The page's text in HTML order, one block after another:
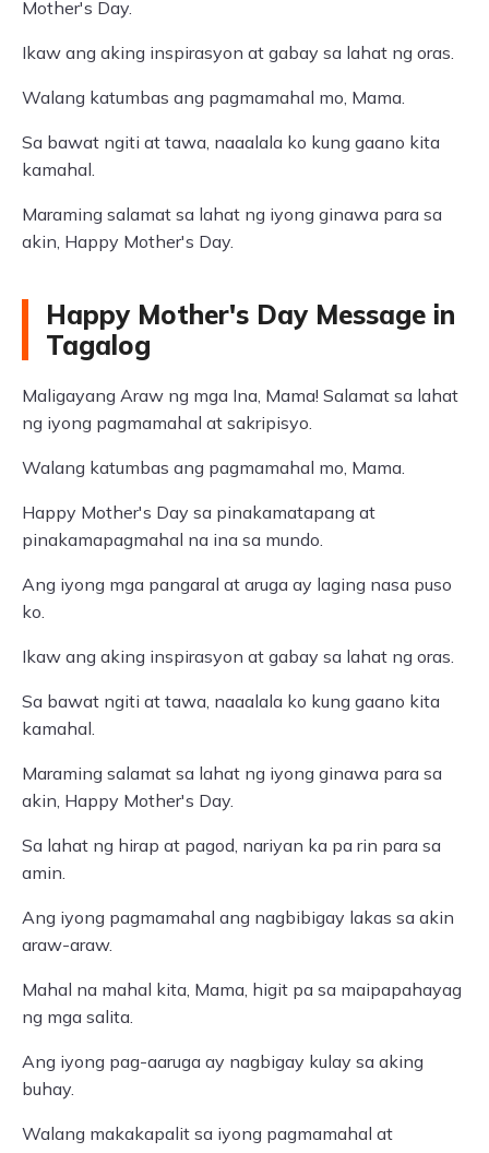
Mother's Day.
Ikaw ang aking inspirasyon at gabay sa lahat ng oras.
Walang katumbas ang pagmamahal mo, Mama.
Sa bawat ngiti at tawa, naaalala ko kung gaano kita
kamahal.
Maraming salamat sa lahat ng iyong ginawa para sa
akin, Happy Mother's Day.
Happy Mother's Day Message in
Tagalog
Maligayang Araw ng mga Ina, Mama! Salamat sa lahat
ng iyong pagmamahal at sakripisyo.
Walang katumbas ang pagmamahal mo, Mama.
Happy Mother's Day sa pinakamatapang at
pinakamapagmahal na ina sa mundo.
Ang iyong mga pangaral at aruga ay laging nasa puso
ko.
Ikaw ang aking inspirasyon at gabay sa lahat ng oras.
Sa bawat ngiti at tawa, naaalala ko kung gaano kita
kamahal.
Maraming salamat sa lahat ng iyong ginawa para sa
akin, Happy Mother's Day.
Sa lahat ng hirap at pagod, nariyan ka pa rin para sa
amin.
Ang iyong pagmamahal ang nagbibigay lakas sa akin
araw-araw.
Mahal na mahal kita, Mama, higit pa sa maipapahayag
ng mga salita.
Ang iyong pag-aaruga ay nagbigay kulay sa aking
buhay.
Walang makakapalit sa iyong pagmamahal at